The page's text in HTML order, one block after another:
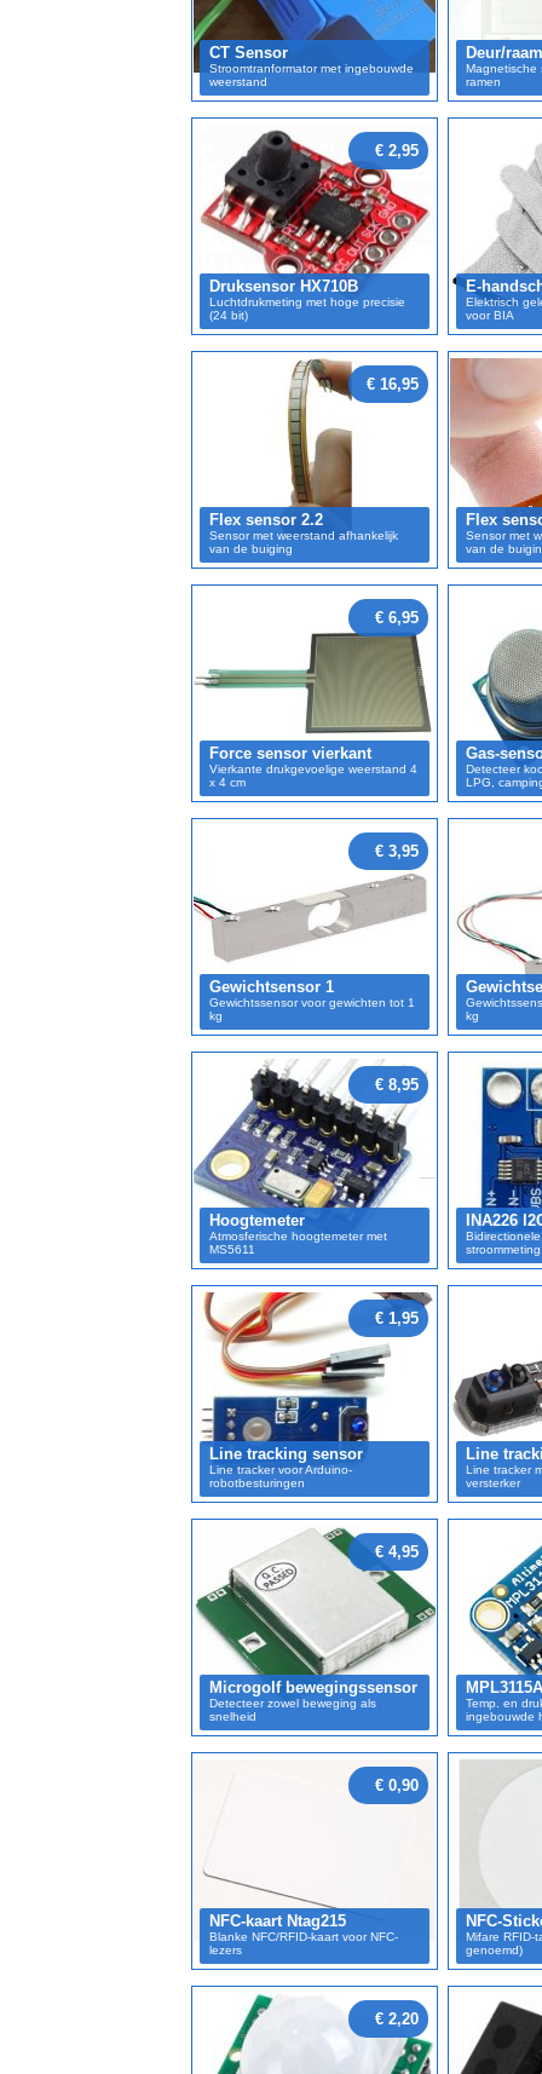
CT Sensor
Stroomtranformator met ingebouwde
weerstand
Deur/
Magnetische
ramen
€ 2,95
Druksensor HX710B
Luchtdrukmeting met hoge precisie
(24 bit)
E-
Elektrisch
voor BIA
€ 16,95
Flex sensor 2.2
Sensor met weerstand afhankelijk
van de buiging
Flex
Sensor met
van de
€ 6,95
Force sensor vierkant
Vierkante drukgevoelige weerstand 4
x 4 cm
Gas-
Detecteer
LPG,
€ 3,95
Gewichtsensor 1
Gewichtssensor voor gewichten tot 1
kg
kg
€ 8,95
Hoogtemeter
Atmosferische hoogtemeter met
MS5611
INA226
stroommeting
€ 1,95
Line tracking sensor
Line tracker voor Arduino-
robotbesturingen
Line
Line tracker
versterker
€ 4,95
Microgolf bewegingssensor
Detecteer zowel beweging als
snelheid
Temp. en
ingebouwde
€ 0,90
NFC-kaart Ntag215
Blanke NFC/RFID-kaart voor NFC-
lezers
NFC-
Mifare RFID-
genoemd)
€ 2,20